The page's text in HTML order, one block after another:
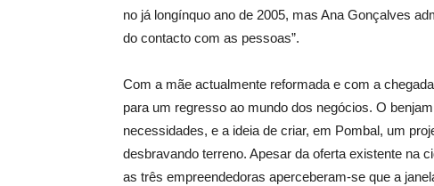
no já longínquo ano de 2005, mas Ana Gonçalves
do contacto com as pessoas”.
Com a mãe actualmente reformada e com a
para um regresso ao mundo dos negócios. O
necessidades, e a ideia de criar, em Pombal, um
desbravando terreno. Apesar da oferta existente na
as três empreendedoras aperceberam-se que a